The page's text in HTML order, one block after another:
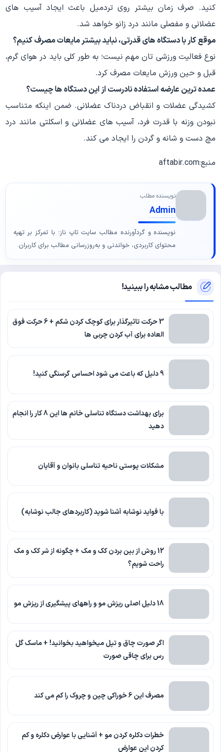
کنید. صرف زمان بیشتر روی تردمیل باعث ایجاد آسیب های
عضلانی و مفصلی مانند درد زانو خواهد شد.
موقع کار با دستگاه های قدرتی، نباید بیشتر مایعات مصرف کنیم؟
نوع فعالیت ورزشی تان مهم نیست؛ به طور کلی باید در هوای گرم،
قبل و حین ورزش مایعات مصرف کرد.
عمده ترین عارضه استفاده نادرست از این دستگاه ها چیست؟
کشیدگی عضلات و انقباض دردناک عضلانی. ضمن اینکه متناسب
نبودن وزنه با قدرت فرد، آسیب های عضلانی و اسکلتی مانند درد
مچ دست و شانه و گردن را ایجاد می کند.
منبع:aftabir.com
نویسنده مطلب
Admin
نویسنده و گردآورنده مطالب سایت تاپ ناز؛ با تمرکز بر تهیه
محتوای کاربردی، خواندنی و به‌روزرسانی مطالب برای کاربران.
مطالب مشابه را ببینید!
3 حرکت تاثیرگذار برای کوچک کردن شکم + 6 حرکت فوق
العاده برای آب کردن چربی ها
9 دلیل که باعث می شود احساس گرسنگی کنید!
برای بهداشت دستگاه تناسلی خانم ها این 8 کار را انجام
دهید
مشکلات پوستی ناحیه تناسلی بانوان و آقایان
با فواید نوشابه آشنا شوید (کاربردهای جالب نوشابه)
12 روش از بین بردن کک و مک + چگونه از شر کک و مک
راحت شویم؟
18 دلیل اصلی ریزش مو و راههای پیشگیری از ریزش مو
اگر صورت چاق و تپل میخواهید بخوانید! + ماسک گل
رس برای چاقی صورت
مصرف این 6 خوراکی چین و چروک را کم می کند
خطرات دکلره کردن مو + آشنایی با عوارض دکلره و کم
کردن این عوارض